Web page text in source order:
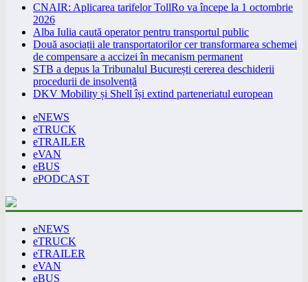
CNAIR: Aplicarea tarifelor TollRo va începe la 1 octombrie
2026
Alba Iulia caută operator pentru transportul public
Două asociații ale transportatorilor cer transformarea schemei
de compensare a accizei în mecanism permanent
STB a depus la Tribunalul București cererea deschiderii
procedurii de insolvență
DKV Mobility și Shell își extind parteneriatul european
eNEWS
eTRUCK
eTRAILER
eVAN
eBUS
ePODCAST
eNEWS
eTRUCK
eTRAILER
eVAN
eBUS